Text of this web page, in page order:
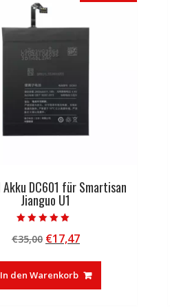
DC601 für Smartisan
Jianguo U1
5.00
von 5
€35,00 Ursprünglicher
war:
€35,00
€17,47Aktueller
ist:
€17,47.
In den Warenkorb